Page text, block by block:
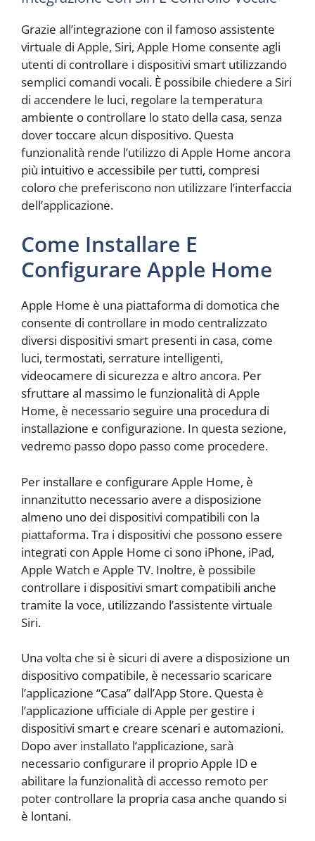
Grazie all’integrazione con il famoso assistente
virtuale di Apple, Siri, Apple Home consente agli
utenti di controllare i dispositivi smart utilizzando
semplici comandi vocali. È possibile chiedere a Siri
di accendere le luci, regolare la temperatura
ambiente o controllare lo stato della casa, senza
dover toccare alcun dispositivo. Questa
funzionalità rende l’utilizzo di Apple Home ancora
più intuitivo e accessibile per tutti, compresi
coloro che preferiscono non utilizzare l’interfaccia
dell’applicazione.
Come Installare E
Configurare Apple Home
Apple Home è una piattaforma di domotica che
consente di controllare in modo centralizzato
diversi dispositivi smart presenti in casa, come
luci, termostati, serrature intelligenti,
videocamere di sicurezza e altro ancora. Per
sfruttare al massimo le funzionalità di Apple
Home, è necessario seguire una procedura di
installazione e configurazione. In questa sezione,
vedremo passo dopo passo come procedere.
Per installare e configurare Apple Home, è
innanzitutto necessario avere a disposizione
almeno uno dei dispositivi compatibili con la
piattaforma. Tra i dispositivi che possono essere
integrati con Apple Home ci sono iPhone, iPad,
Apple Watch e Apple TV. Inoltre, è possibile
controllare i dispositivi smart compatibili anche
tramite la voce, utilizzando l’assistente virtuale
Siri.
Una volta che si è sicuri di avere a disposizione un
dispositivo compatibile, è necessario scaricare
l’applicazione “Casa” dall’App Store. Questa è
l’applicazione ufficiale di Apple per gestire i
dispositivi smart e creare scenari e automazioni.
Dopo aver installato l’applicazione, sarà
necessario configurare il proprio Apple ID e
abilitare la funzionalità di accesso remoto per
poter controllare la propria casa anche quando si
è lontani.